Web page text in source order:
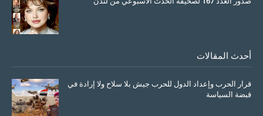
أحدث المقالات
قرار الحرب وإعداد الدول للحرب جيش بلا سلاح ولا إرادة في
قبضة السياسة